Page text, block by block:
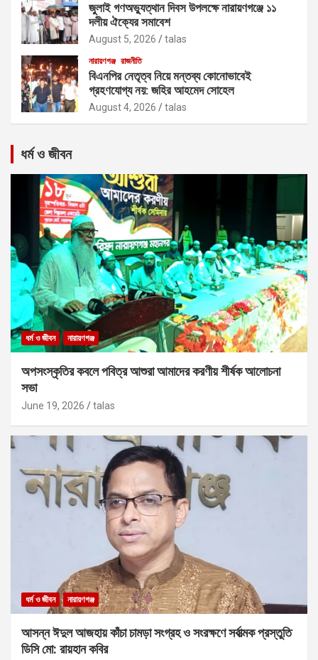
জুলাই গণঅভ্যুত্থান দিবস উপলক্ষে নারায়ণগঞ্জে ১১
দলীয় ঐক্যের সমাবেশ
August 5, 2026 talas
নারায়ণগঞ্জ রাজনীতি
বিএনপির নেতৃত্ব নিয়ে মন্তব্য কোনোভাবেই
গ্রহণযোগ্য নয়: জহির আহমেদ সোহেল
August 4, 2026 talas
ধর্ম ও জীবন
ধর্ম ও জীবন নারায়ণগঞ্জ
অপসংস্কৃতির কবলে পবিত্র আশুরা আমাদের করণীয় শীর্ষক আলোচনা
সভা
June 19, 2026 talas
ধর্ম ও জীবন নারায়ণগঞ্জ
আসন্ন ঈদুল আজহায় কাঁচা চামড়া সংগ্রহ ও সংরক্ষণে সর্বাত্মক প্রস্তুতি
ডিসি মো: রায়হান কবির